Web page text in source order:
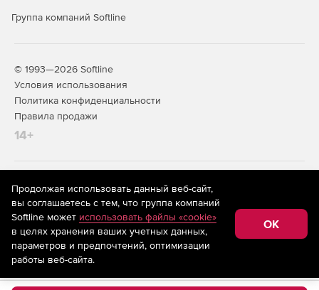
Группа компаний Softline
© 1993—2026 Softline
Условия использования
Политика конфиденциальности
Правила продажи
14+
На информационном ресурсе store.softline.ru применяются
рекомендательные технологии
(информационные технологии
предоставления информации на основе сбора,
систематизации и анализа сведений, относящихся к
предпочтениям пользователей сети «Интернет»,
находящихся на территории Российской Федерации)
Продолжая использовать данный веб-сайт,
вы соглашаетесь с тем, что группа компаний
Softline может использовать файлы «cookie»
в целях хранения ваших учетных данных,
параметров и предпочтений, оптимизации
работы веб-сайта.
OK